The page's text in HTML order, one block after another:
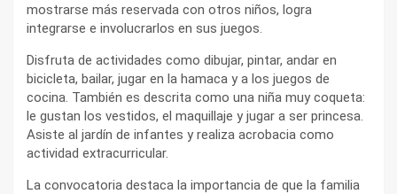
mostrarse más reservada con otros niños, logra
integrarse e involucrarlos en sus juegos.
Disfruta de actividades como dibujar, pintar, andar en
bicicleta, bailar, jugar en la hamaca y a los juegos de
cocina. También es descrita como una niña muy coqueta:
le gustan los vestidos, el maquillaje y jugar a ser princesa.
Asiste al jardín de infantes y realiza acrobacia como
actividad extracurricular.
La convocatoria destaca la importancia de que la familia